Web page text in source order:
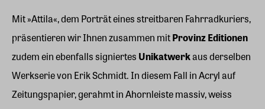
Mit »Attila«, dem Porträt eines streitbaren Fahrradkuriers,
präsentieren wir Ihnen zusammen mitProvinz Editionen
zudem ein ebenfalls signiertes Unikatwerkaus derselben
Werkserie von Erik Schmidt. In diesem Fall in Acryl auf
Zeitungspapier, gerahmt in Ahornleiste massiv, weiss